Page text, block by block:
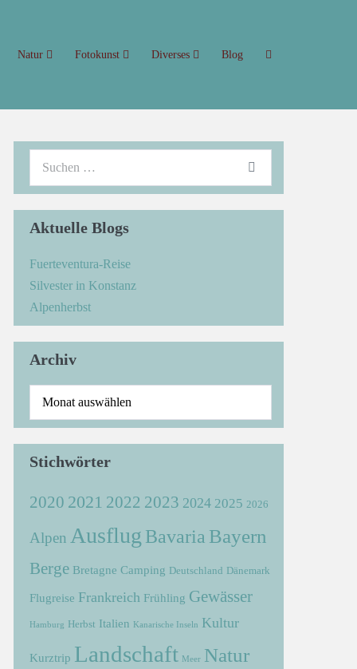
Natur Fotokunst Diverses Blog
Aktuelle Blogs
Fuerteventura-Reise
Silvester in Konstanz
Alpenherbst
Archiv
Stichwörter
2020 2021 2022 2023 2024 2025 2026
Alpen Ausflug Bavaria Bayern
Berge Bretagne Camping Deutschland Dänemark
Flugreise Frankreich Frühling Gewässer
Hamburg Herbst Italien Kanarische Inseln Kultur
Kurztrip Landschaft Meer Natur